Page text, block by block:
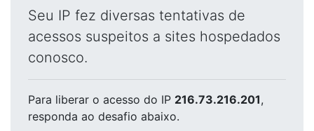
Seu IP fez diversas tentativas de
acessos suspeitos a sites hospedados
conosco.
Para liberar o acesso do IP 216.73.216.201,
responda ao desafio abaixo.